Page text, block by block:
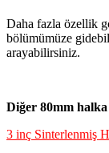
Daha fazla özellik
bölümümüze
arayabilirsiniz.
Diğer 80mm
3 inç Sinterlenmiş